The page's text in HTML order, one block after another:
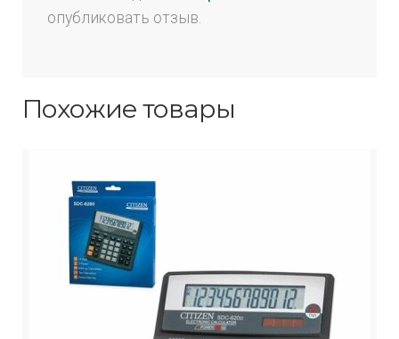
опубликовать отзыв.
Похожие товары